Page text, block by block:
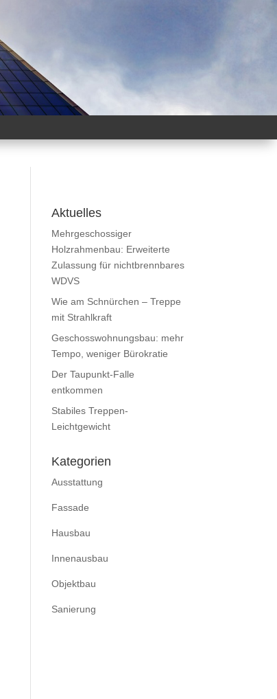
Aktuelles
Mehrgeschossiger
Holzrahmenbau: Erweiterte
Zulassung für nichtbrennbares
WDVS
Wie am Schnürchen – Treppe
mit Strahlkraft
Geschosswohnungsbau: mehr
Tempo, weniger Bürokratie
Der Taupunkt-Falle
entkommen
Stabiles Treppen-
Leichtgewicht
Kategorien
Ausstattung
Fassade
Hausbau
Innenausbau
Objektbau
Sanierung